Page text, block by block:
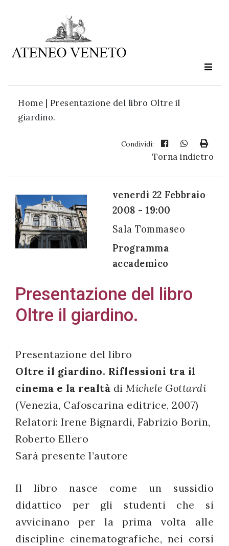
Home | Presentazione del libro Oltre il
giardino.
Condividi:
Torna indietro
venerdì 22 Febbraio
2008 - 19:00
Sala Tommaseo
Programma
accademico
Presentazione del libro
Oltre il giardino.
Presentazione del libro
Oltre il giardino. Riflessioni tra il
cinema e la realtà di Michele Gottardi
(Venezia, Cafoscarina editrice, 2007)
Relatori: Irene Bignardi, Fabrizio Borin,
Roberto Ellero
Sarà presente l’autore
Il libro nasce come un sussidio
didattico per gli studenti che si
avvicinano per la prima volta alle
discipline cinematografiche, nei corsi
Ateneo
è
cultura
Acconsento
all'uso dei
miei dati
con il
decreto
legislativo
196/03
Registrazione
avvenuta con